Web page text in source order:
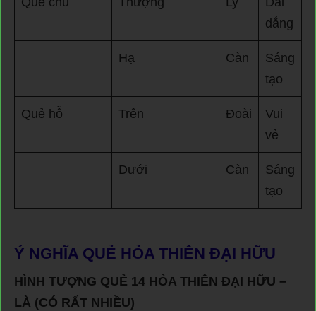
dẳng
Hạ Càn
Sáng
tạo
Quẻ hỗ Trên Đoài
Vui
vẻ
Dưới Càn
Sáng
tạo
Ý NGHĨA QUẺ HỎA THIÊN ĐẠI HỮU
HÌNH TƯỢNG QUẺ 14 HỎA THIÊN ĐẠI HỮU –
LÀ (CÓ RẤT NHIỀU)